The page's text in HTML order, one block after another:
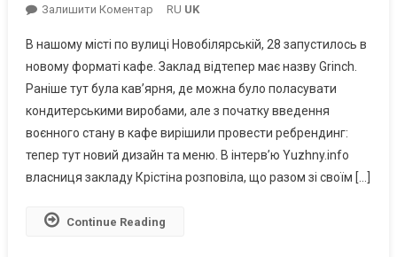
Залишити КоментарOn
Южному
Кафе
Запустилось
В
Новому
Форматі
Та
До
RU UK
В нашому місті по вулиці Новобілярській, 28 запустилось в
новому форматі кафе. Заклад відтепер має назву Grinch.
Раніше тут була кав’ярня, де можна було поласувати
кондитерськими виробами, але з початку введення
воєнного стану в кафе вирішили провести ребрендинг:
тепер тут новий дизайн та меню. В інтерв’ю Yuzhny.info
власниця закладу Крістіна розповіла, що разом зі своїм […]
Continue Reading